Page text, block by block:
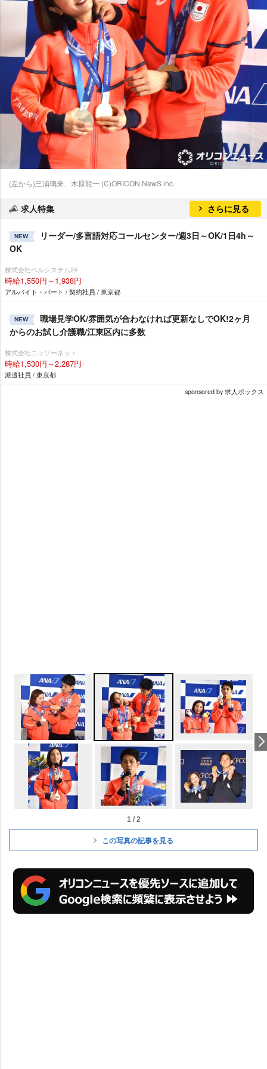
(左から)三浦璃来、木原龍一 (C)ORICON NewS inc.
求人特集 さらに見る
NEW
リーダー/多言語対応コールセンター/週3日～OK/1日4h～
OK
株式会社ベルシステム24
時給1,550円～1,938円
アルバイト・パート / 契約社員 / 東京都
NEW
職場見学OK/雰囲気が合わなければ更新なしでOK!2ヶ月
からのお試し介護職/江東区内に多数
株式会社ニッソーネット
時給1,530円～2,287円
派遣社員 / 東京都
sponsored by 求人ボックス
1 / 2
この写真の記事を見る